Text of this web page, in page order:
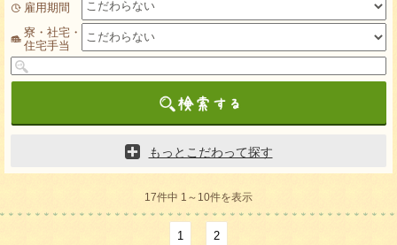
雇用期間
寮・社宅・
住宅手当
もっとこだわって探す
17件中 1～10件を表示
1 2